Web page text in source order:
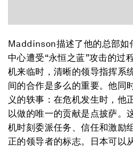
Maddinson描述了他的总部如
中心遭受“永恒之蓝”攻击的过
机来临时，清晰的领导指挥系
间的合作是多么的重要。他同
义的轶事：在危机发生时，他
以做的唯一的贡献是点披萨。
机时刻委派任务、信任和激励
正的领导者的标志。日本可以